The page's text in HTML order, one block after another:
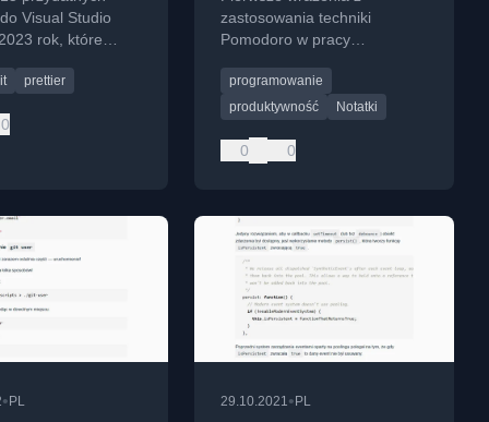
Visual Studio
rok, które
prettier
0
zastosowania techniki
Pomodoro w pracy
testowania tej metody
zarządzania czasem.
programowanie
produktywność
Notatki
0 0
• PL 29.10.2021• PL